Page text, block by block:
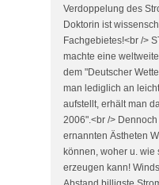
Verdoppelung des
Doktorin ist
Fachgebietes!<br />
machte eine
dem "Deutscher
man lediglich an
aufstellt, erhält man
2006".<br />
ernannten Ästheten
können, woher u.
erzeugen kann!